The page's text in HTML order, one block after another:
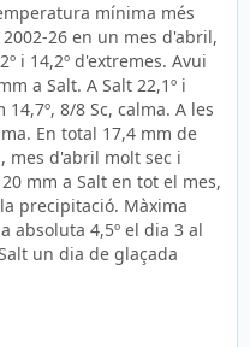
mínima més
26 en un mes d'abril,
i 14,2º d'extremes. Avui
a Salt. A Salt 22,1º i
8/8 Sc, calma. A les
En total 17,4 mm de
mes d'abril molt sec i
mm a Salt en tot el mes,
precipitació. Màxima
absoluta 4,5º el dia 3 al
un dia de glaçada